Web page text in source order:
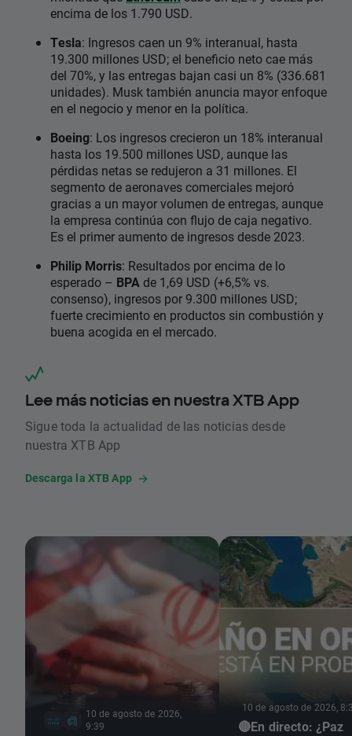
encima de los 1.790 USD.
Tesla: Ingresos caen un 9% interanual, hasta
19.300 millones USD; el beneficio neto cae más
del 70%, y las entregas bajan casi un 8% (336.681
unidades). Musk también anuncia mayor enfoque
en el negocio y menor en la política.
Boeing: Los ingresos crecieron un 18% interanual
hasta los 19.500 millones USD, aunque las
pérdidas netas se redujeron a 31 millones. El
segmento de aeronaves comerciales mejoró
gracias a un mayor volumen de entregas, aunque
la empresa continúa con flujo de caja negativo.
Es el primer aumento de ingresos desde 2023.
Philip Morris: Resultados por encima de lo
esperado – BPA de 1,69 USD (+6,5% vs.
consenso), ingresos por 9.300 millones USD;
fuerte crecimiento en productos sin combustión y
buena acogida en el mercado.
Lee más noticias en nuestra XTB App
Sigue toda la actualidad de las noticias desde
nuestra XTB App
Descarga la XTB App
10 de agosto de 2026,
9:39
10 de agosto de 2026,
🔴En directo: ¿Paz